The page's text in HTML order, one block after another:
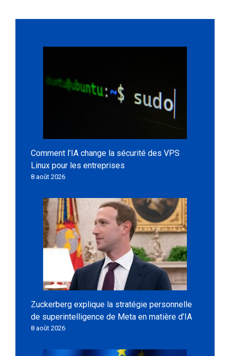
Comment l’IA change la sécurité des VPS
Linux pour les entreprises
8 août 2026
Zuckerberg explique la stratégie personnelle
de superintelligence de Meta en matière d’IA
8 août 2026